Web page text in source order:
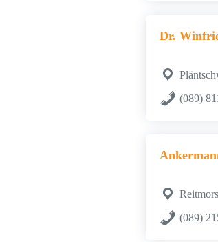
Dr.
(089)
(089)